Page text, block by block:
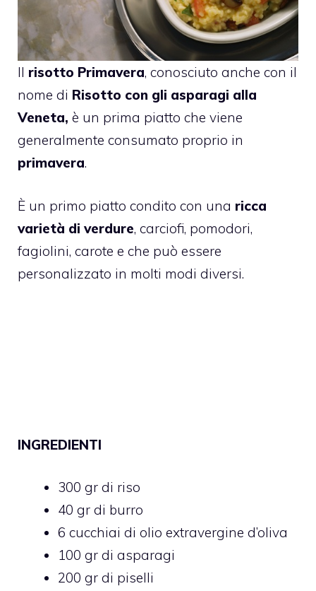
Il risotto Primavera, conosciuto anche con il
nome di Risotto con gli asparagi alla
Veneta, è un prima piatto che viene
generalmente consumato proprio in
primavera.
È un primo piatto condito con una ricca
varietà di verdure, carciofi, pomodori,
fagiolini, carote e che può essere
personalizzato in molti modi diversi.
INGREDIENTI
300 gr di riso
40 gr di burro
6 cucchiai di olio extravergine d’oliva
100 gr di asparagi
200 gr di piselli